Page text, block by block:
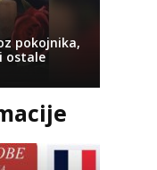
pokojnika,
ostale